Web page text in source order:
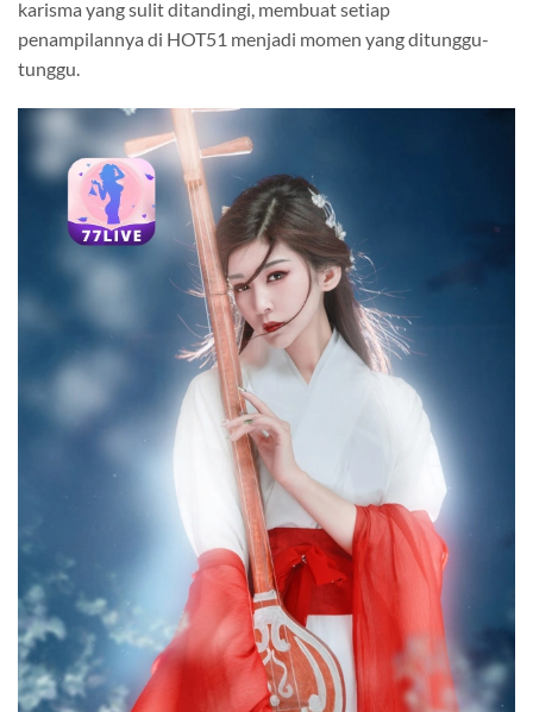
karisma yang sulit ditandingi, membuat setiap
penampilannya di HOT51 menjadi momen yang ditunggu-
tunggu.